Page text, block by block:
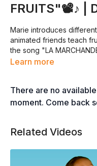
FRUITS"📽️♪ |
Marie introduces
animated friends teach
the song "LA
full-length program
LA MARCHANDE
©2008 Jorge Anaya
DES FRUITS, DES
DE TOUTES LES
JE SUIS LA MARCHANDE
Learn more
There are no
moment. Come back
Related Videos